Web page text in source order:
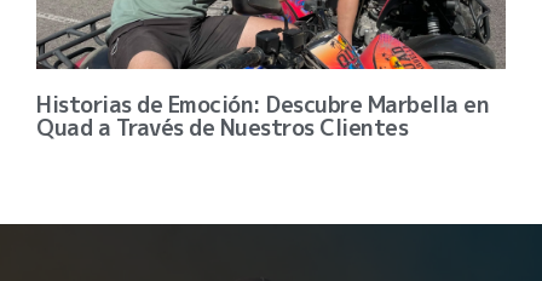
Historias de Emoción: Descubre Marbella en
Quad a Través de Nuestros Clientes